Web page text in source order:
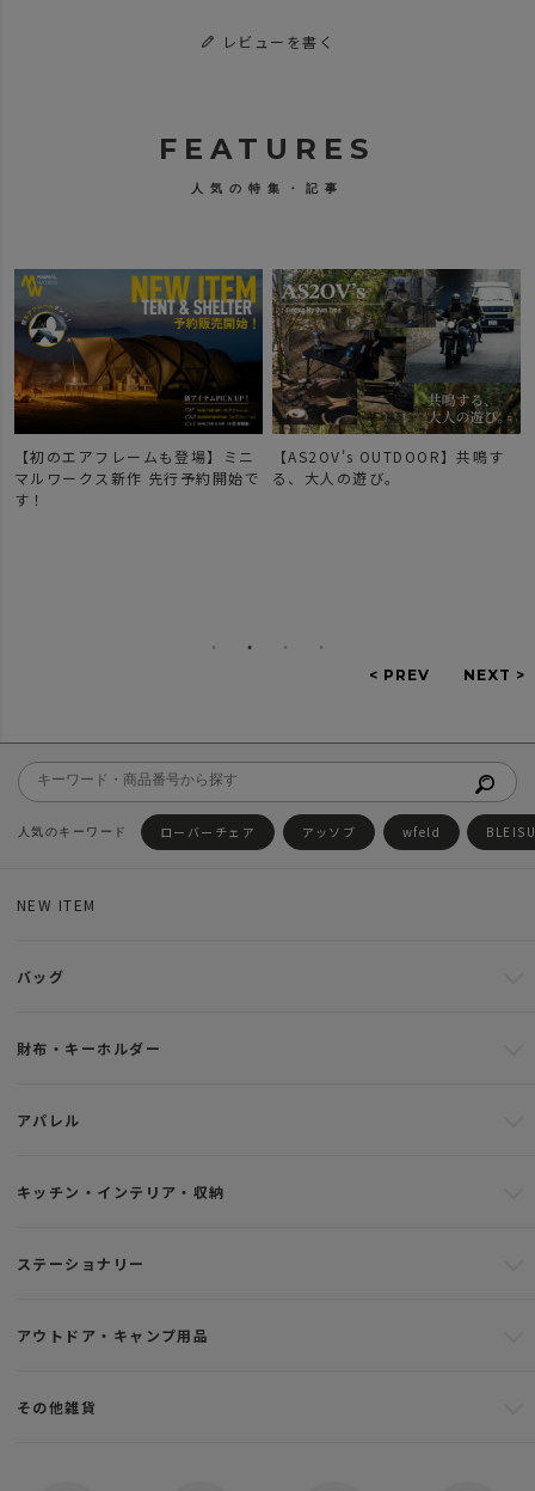
レビューを書く
FEATURES
人気の特集・記事
【初のエアフレームも登場】ミニ
マルワークス新作 先行予約開始で
す！
【AS2OV's OUTDOOR】共鳴す
る、大人の遊び。
ローバーチェア アッソブ wfeld
NEW ITEM
バッグ
財布・キーホルダー
アパレル
キッチン・インテリア・収納
ステーショナリー
アウトドア・キャンプ用品
その他雑貨